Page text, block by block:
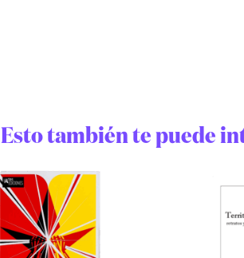
Esto también te puede